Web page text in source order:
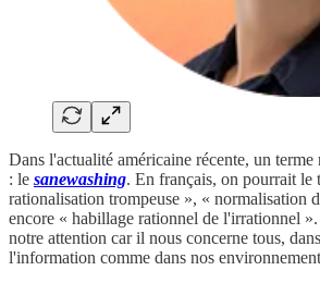
Dans l'actualité américaine récente, un terme
: le sanewashing. En français, on pourrait le
rationalisation trompeuse », « normalisation
encore « habillage rationnel de l'irrationnel
notre attention car il nous concerne tous,
l'information comme dans nos